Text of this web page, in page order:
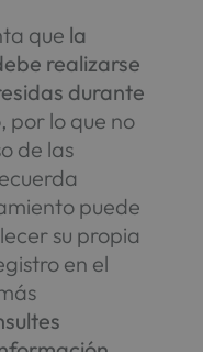
que la
realizarse
durante
, por lo que no
de las
puede
su propia
en el